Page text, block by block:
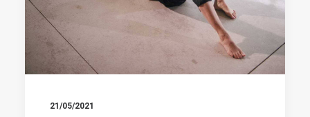
21/05/2021